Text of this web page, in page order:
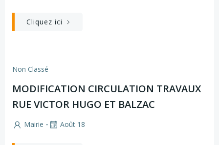
Cliquez ici
Non Classé
MODIFICATION CIRCULATION TRAVAUX
RUE VICTOR HUGO ET BALZAC
Mairie - Août 18